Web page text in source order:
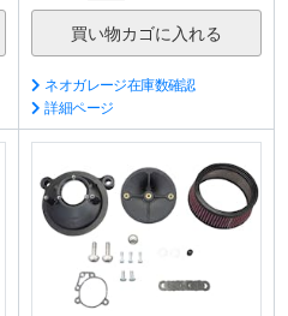
ネオガレージ在庫数確認
詳細ページ